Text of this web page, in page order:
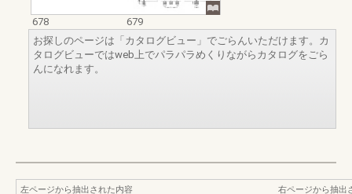
678
679
お探しのページは「カタログビュー」でごらんいただけます。カ
タログビューではweb上でパラパラめくりながらカタログをごら
んになれます。
左ページから抽出された内容
右ページから抽出